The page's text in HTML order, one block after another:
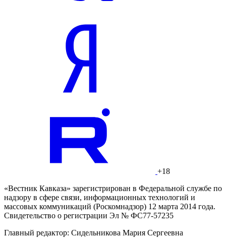
+18
«Вестник Кавказа» зарегистрирован в Федеральной службе по
надзору в сфере связи, информационных технологий и
массовых коммуникаций (Роскомнадзор) 12 марта 2014 года.
Свидетельство о регистрации Эл № ФС77-57235
Главный редактор: Сидельникова Мария Сергеевна